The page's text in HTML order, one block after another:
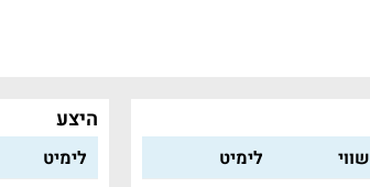
שווי
לימיט
היצע
לימיט